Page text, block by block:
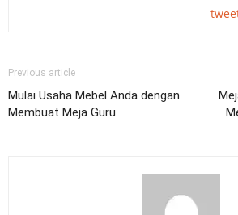
Previous article
Mulai Usaha Mebel Anda dengan
Membuat Meja Guru